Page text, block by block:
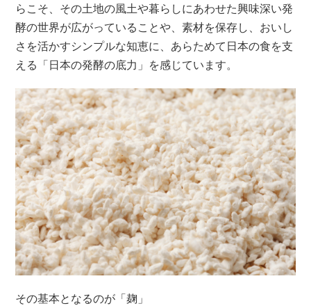
らこそ、その土地の風土や暮らしにあわせた興味深い発
酵の世界が広がっていることや、素材を保存し、おいし
さを活かすシンプルな知恵に、あらためて日本の食を支
える「日本の発酵の底力」を感じています。
その基本となるのが「麹」